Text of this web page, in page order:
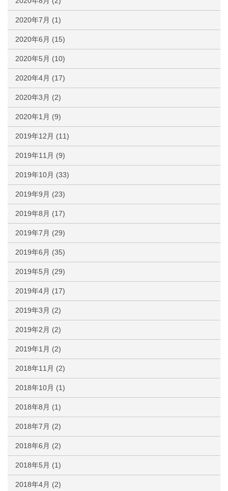
2020年7月 (1)
2020年6月 (15)
2020年5月 (10)
2020年4月 (17)
2020年3月 (2)
2020年1月 (9)
2019年12月 (11)
2019年11月 (9)
2019年10月 (33)
2019年9月 (23)
2019年8月 (17)
2019年7月 (29)
2019年6月 (35)
2019年5月 (29)
2019年4月 (17)
2019年3月 (2)
2019年2月 (2)
2019年1月 (2)
2018年11月 (2)
2018年10月 (1)
2018年8月 (1)
2018年7月 (2)
2018年6月 (2)
2018年5月 (1)
2018年4月 (2)